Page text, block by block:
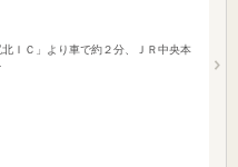
ＩＣ」より車で約２分、ＪＲ中央本